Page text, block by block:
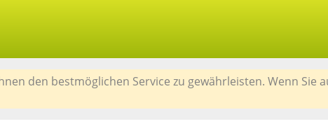
den bestmöglichen Service zu gewährleisten. Wenn